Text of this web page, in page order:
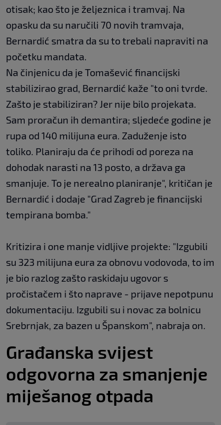
otisak; kao što je željeznica i tramvaj. Na
opasku da su naručili 70 novih tramvaja,
Bernardić smatra da su to trebali napraviti na
početku mandata.
Na činjenicu da je Tomašević financijski
stabilizirao grad, Bernardić kaže "to oni tvrde.
Zašto je stabiliziran? Jer nije bilo projekata.
Sam proračun ih demantira; sljedeće godine je
rupa od 140 milijuna eura. Zaduženje isto
toliko. Planiraju da će prihodi od poreza na
dohodak narasti na 13 posto, a država ga
smanjuje. To je nerealno planiranje", kritičan je
Bernardić i dodaje "Grad Zagreb je financijski
tempirana bomba."
Kritizira i one manje vidljive projekte: "Izgubili
su 323 milijuna eura za obnovu vodovoda, to im
je bio razlog zašto raskidaju ugovor s
pročistačem i što naprave - prijave nepotpunu
dokumentaciju. Izgubili su i novac za bolnicu
Srebrnjak, za bazen u Španskom", nabraja on.
Građanska svijest
odgovorna za smanjenje
miješanog otpada